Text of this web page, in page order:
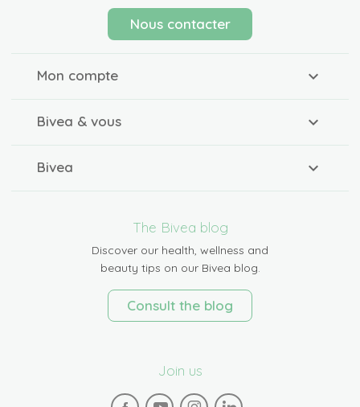
Nous contacter
Mon compte
Bivea & vous
Bivea
The Bivea blog
Discover our health, wellness and
beauty tips on our Bivea blog.
Consult the blog
Join us